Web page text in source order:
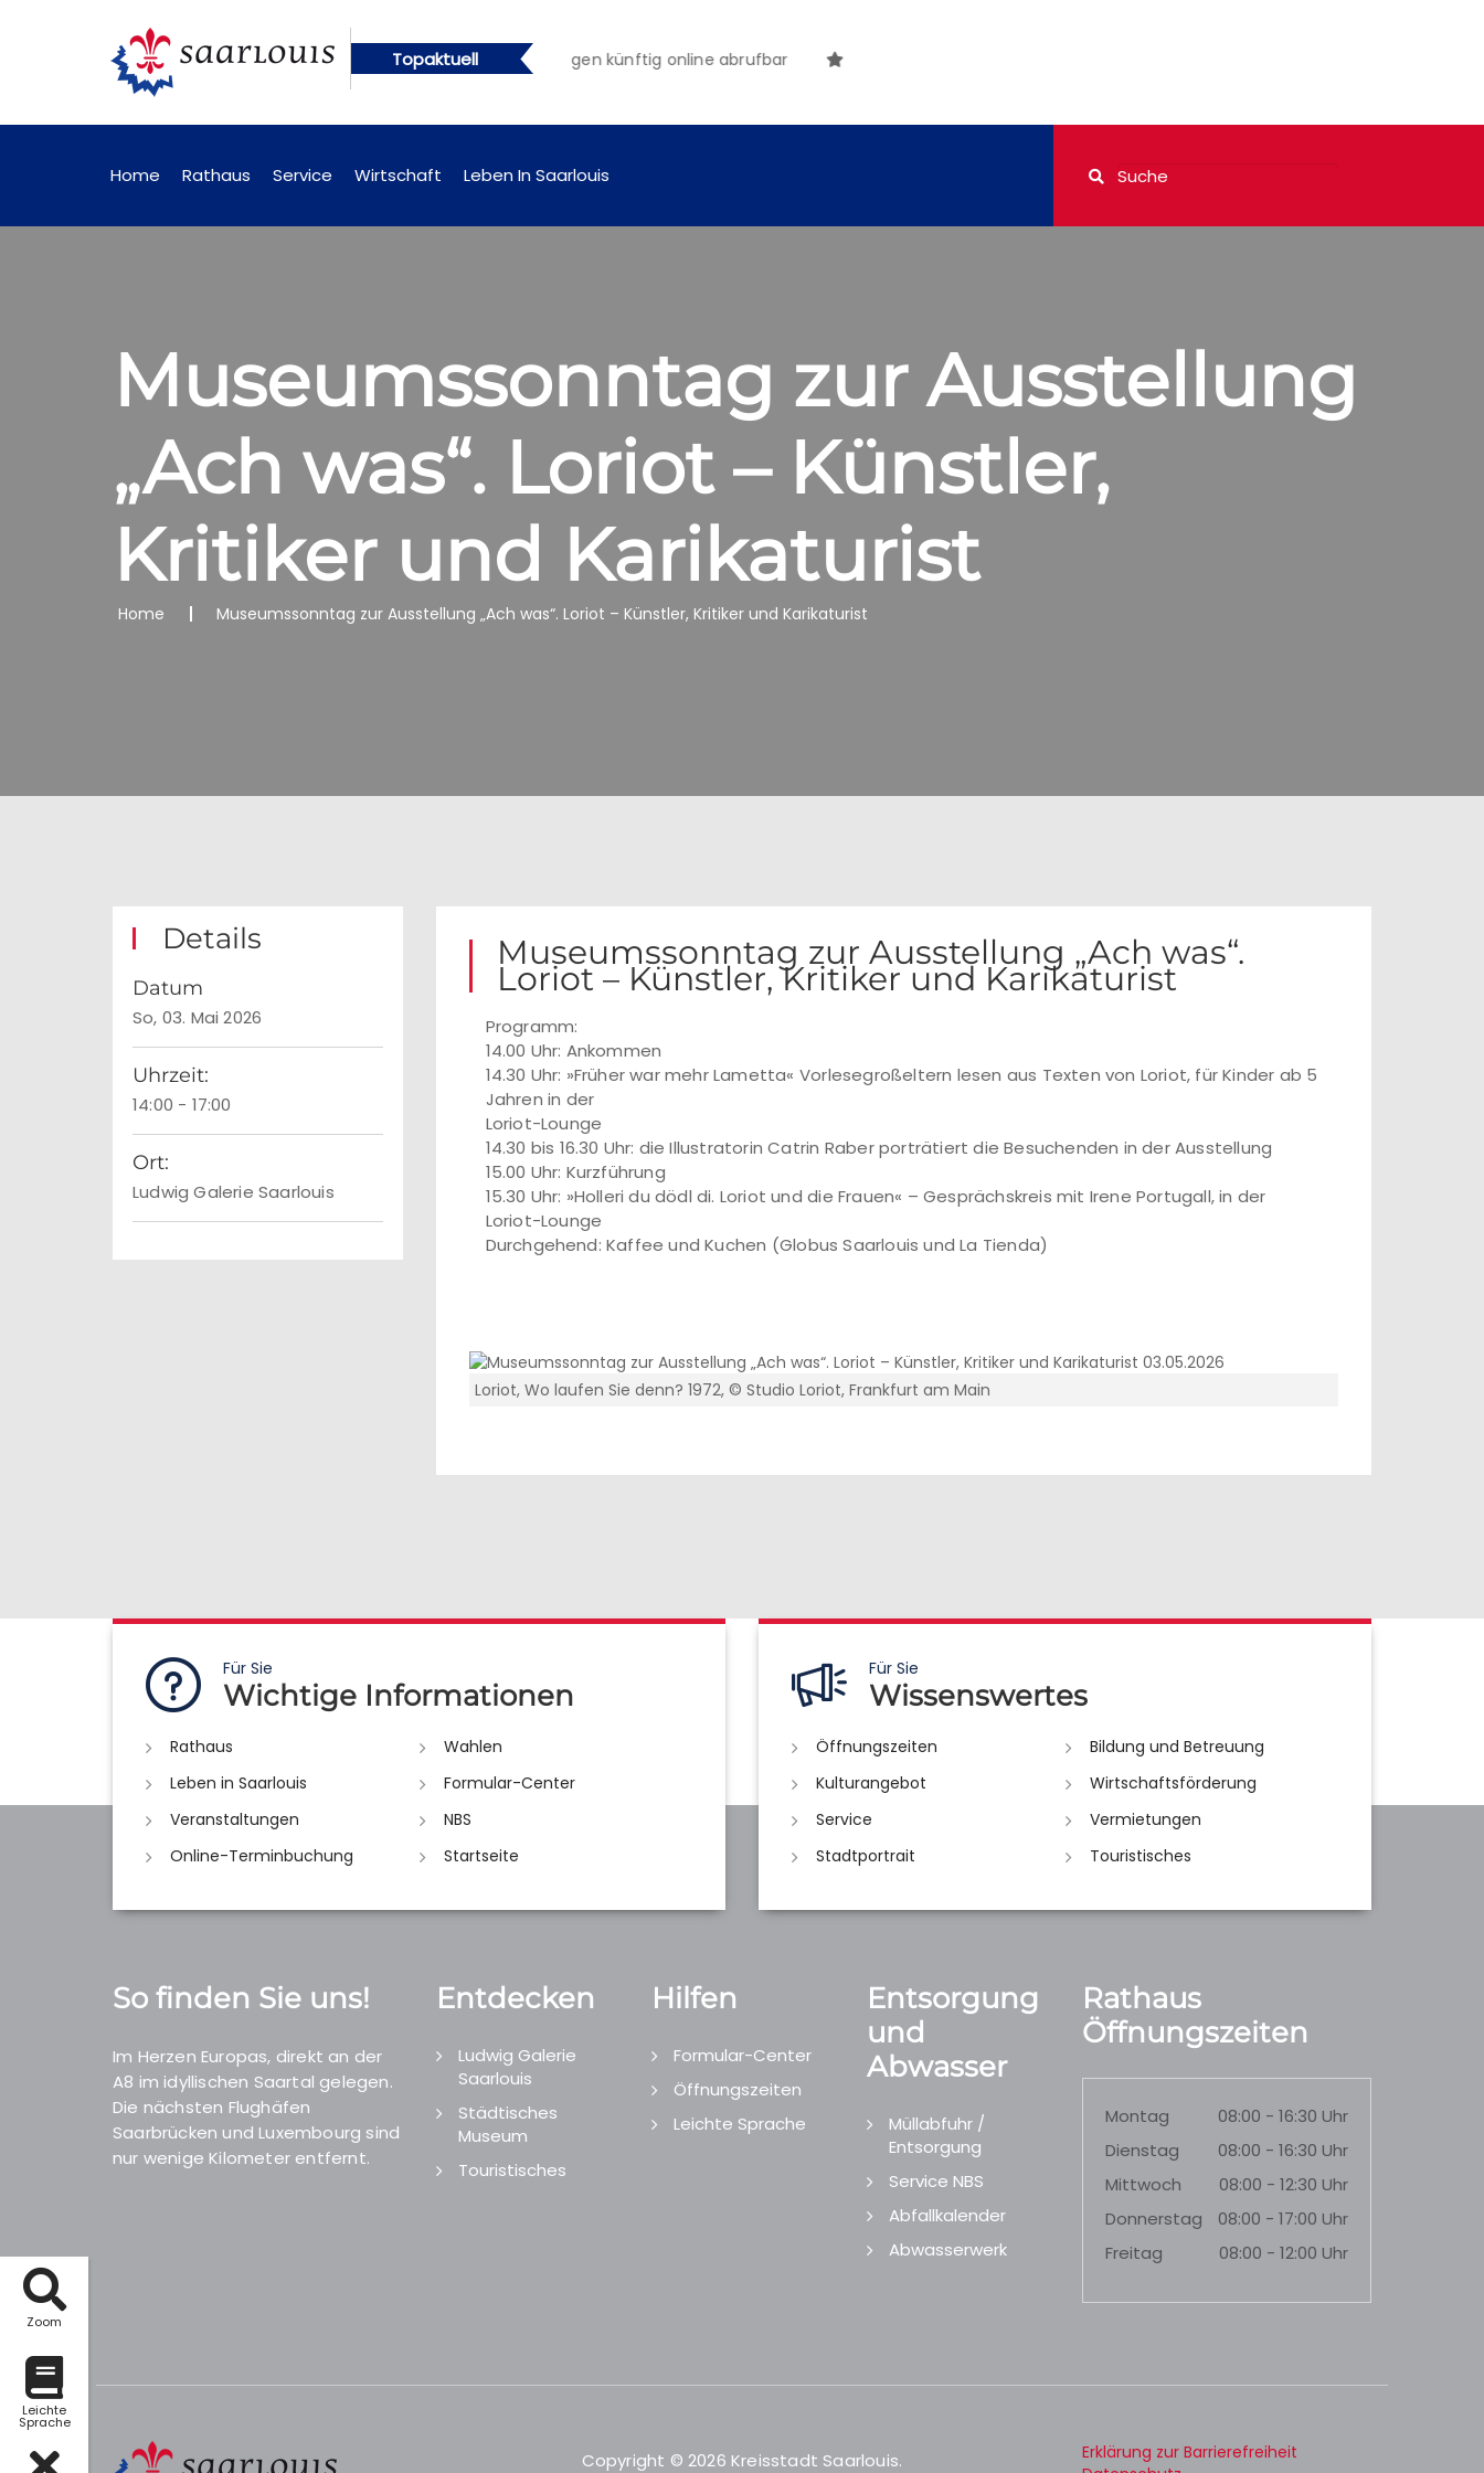
Zoom
Leichte
Sprache
Topaktuell
künftig online abrufbar Öffentliche Bekanntmachungen künftig online abrufbar
Home Rathaus Service Wirtschaft Leben In Saarlouis
Museumssonntag zur Ausstellung
„Ach was“. Loriot – Künstler,
Kritiker und Karikaturist
Home Museumssonntag zur Ausstellung „Ach was“. Loriot – Künstler, Kritiker und Karikaturist
Details
Datum
So, 03. Mai 2026
Uhrzeit:
14:00 - 17:00
Ort:
Ludwig Galerie Saarlouis
Museumssonntag zur Ausstellung „Ach was“.
Loriot – Künstler, Kritiker und Karikaturist
Programm:
14.00 Uhr: Ankommen
14.30 Uhr: »Früher war mehr Lametta« Vorlesegroßeltern lesen aus Texten von Loriot, für Kinder ab 5
Jahren in der
Loriot-Lounge
14.30 bis 16.30 Uhr: die Illustratorin Catrin Raber porträtiert die Besuchenden in der Ausstellung
15.00 Uhr: Kurzführung
15.30 Uhr: »Holleri du dödl di. Loriot und die Frauen« – Gesprächskreis mit Irene Portugall, in der
Loriot-Lounge
Durchgehend: Kaffee und Kuchen (Globus Saarlouis und La Tienda)
Loriot, Wo laufen Sie denn? 1972, © Studio Loriot, Frankfurt am Main
Für Sie
Wichtige Informationen
Rathaus
Wahlen
Leben in Saarlouis
Formular-Center
Veranstaltungen
NBS
Online-Terminbuchung
Startseite
Für Sie
Wissenswertes
Öffnungszeiten
Bildung und Betreuung
Kulturangebot
Wirtschaftsförderung
Service
Vermietungen
Stadtportrait
Touristisches
So finden Sie uns!
Im Herzen Europas, direkt an der
A8 im idyllischen Saartal gelegen.
Die nächsten Flughäfen
Saarbrücken und Luxembourg sind
nur wenige Kilometer entfernt.
Entdecken
Ludwig Galerie
Saarlouis
Städtisches
Museum
Touristisches
Hilfen
Formular-Center
Öffnungszeiten
Leichte Sprache
Entsorgung
und
Abwasser
Müllabfuhr /
Entsorgung
Service NBS
Abfallkalender
Abwasserwerk
Rathaus
Öffnungszeiten
Montag
08:00 - 16:30 Uhr
Dienstag
08:00 - 16:30 Uhr
Mittwoch
08:00 - 12:30 Uhr
Donnerstag
08:00 - 17:00 Uhr
Freitag
08:00 - 12:00 Uhr
Copyright © 2026 Kreisstadt Saarlouis.
Erklärung zur Barrierefreiheit